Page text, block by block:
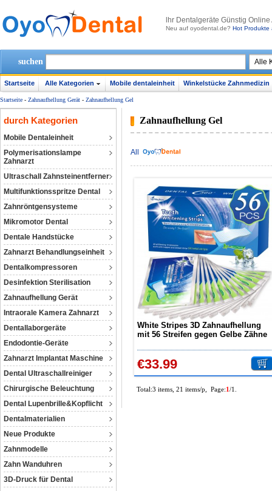
lhr Dentalgeräte Günstig
Neu auf oyodental.de? Hot Produkte
suchen
Startseite Alle Kategorien Mobile dentaleinheit Winkelstücke Zahnmedizin
Startseite - Zahnaufhellung Gerät - Zahnaufhellung Gel
durch Kategorien
Mobile Dentaleinheit
Polymerisationslampe
Zahnarzt
Ultraschall Zahnsteinentferner
Multifunktionsspritze Dental
Zahnröntgensysteme
Mikromotor Dental
Dentale Handstücke
Zahnarzt Behandlungseinheit
Dentalkompressoren‎
Desinfektion Sterilisation
Zahnaufhellung Gerät
Intraorale Kamera Zahnarzt
Dentallaborgeräte
Endodontie-Geräte
Zahnarzt Implantat Maschine
Dental Ultraschallreiniger
Chirurgische Beleuchtung
Dental Lupenbrille&Kopflicht
Dentalmaterialien
Neue Produkte
Zahnmodelle
Zahn Wanduhren
3D-Druck für Dental
Zahnaufhellung Gel
All
White Stripes 3D Zahnaufhellung
mit 56 Streifen gegen Gelbe Zähne
Advanced no-slip Techn
€33.99
Total:3 items, 21 items/p, Page:1/1.